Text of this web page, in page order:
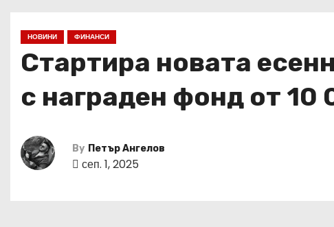
НОВИНИ ФИНАНСИ
Стартира новата
с награден фонд от 10
By Петър Ангелов
сеп. 1, 2025